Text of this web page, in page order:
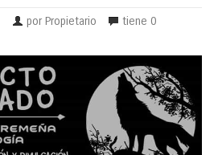
por Propietario tiene 0